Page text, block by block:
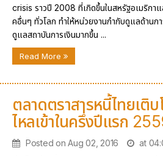
crisis ราวปี 2008 ที่เกิดขึ้นในสหรัฐอเมริกา
คอื่นๆ ทั่วโลก ทำให้หน่วยงานกำกับดูแลด้านก
ดูแลสถาบันการเงินมากขึ้น ...
Read More
ตลาดตราสารหนี้ไทยเติ
ไหลเข้าในครึ่งปีแรก
Posted on Aug 02, 2016 at